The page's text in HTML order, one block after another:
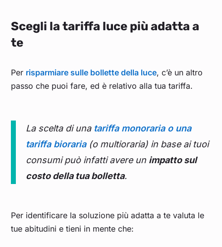
Scegli la tariffa luce più adatta a
te
Per risparmiare sulle bollette della luce, c’è un altro
passo che puoi fare, ed è relativo alla tua tariffa.
La scelta di una tariffa monoraria o una
tariffa bioraria(o multioraria) in base ai tuoi
consumi può infatti avere un impatto sul
costo della tua bolletta.
Per identificare la soluzione più adatta a te valuta le
tue abitudini e tieni in mente che: